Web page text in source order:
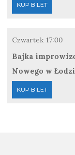
KUP BILET
Bajka
Nowego w Łodzi
Czwartek 17:00
KUP BILET